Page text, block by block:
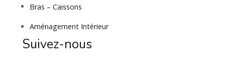
Bras – Caissons
Aménagement Intérieur
Suivez-nous